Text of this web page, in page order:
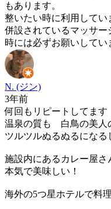
もあります。
整いたい時に利用してい
併設されているマッサー
時には必ずお願いしてい
N. (ジン)
3年前
何回もリピートしてます
温泉の質も 白鳥の美人
ツルツルぬるぬるになる
施設内にあるカレー屋さ
本気で美味しい！
海外の5つ星ホテルで料